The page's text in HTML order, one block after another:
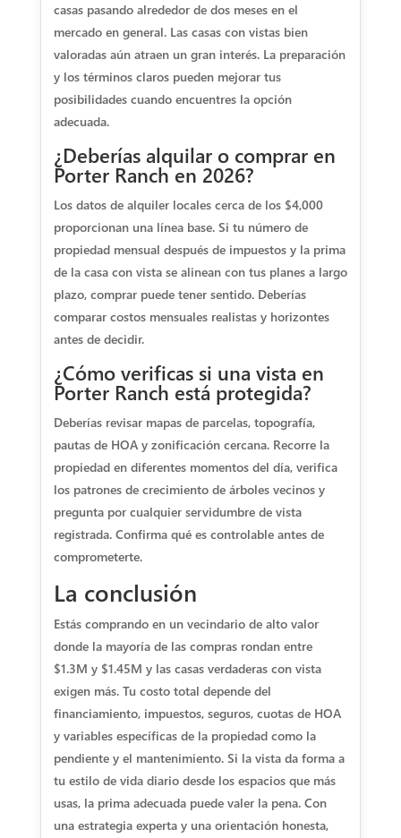
casas pasando alrededor de dos meses en el
mercado en general. Las casas con vistas bien
valoradas aún atraen un gran interés. La preparación
y los términos claros pueden mejorar tus
posibilidades cuando encuentres la opción
adecuada.
¿Deberías alquilar o comprar en
Porter Ranch en 2026?
Los datos de alquiler locales cerca de los $4,000
proporcionan una línea base. Si tu número de
propiedad mensual después de impuestos y la prima
de la casa con vista se alinean con tus planes a largo
plazo, comprar puede tener sentido. Deberías
comparar costos mensuales realistas y horizontes
antes de decidir.
¿Cómo verificas si una vista en
Porter Ranch está protegida?
Deberías revisar mapas de parcelas, topografía,
pautas de HOA y zonificación cercana. Recorre la
propiedad en diferentes momentos del día, verifica
los patrones de crecimiento de árboles vecinos y
pregunta por cualquier servidumbre de vista
registrada. Confirma qué es controlable antes de
comprometerte.
La conclusión
Estás comprando en un vecindario de alto valor
donde la mayoría de las compras rondan entre
$1.3M y $1.45M y las casas verdaderas con vista
exigen más. Tu costo total depende del
financiamiento, impuestos, seguros, cuotas de HOA
y variables específicas de la propiedad como la
pendiente y el mantenimiento. Si la vista da forma a
tu estilo de vida diario desde los espacios que más
usas, la prima adecuada puede valer la pena. Con
una estrategia experta y una orientación honesta,